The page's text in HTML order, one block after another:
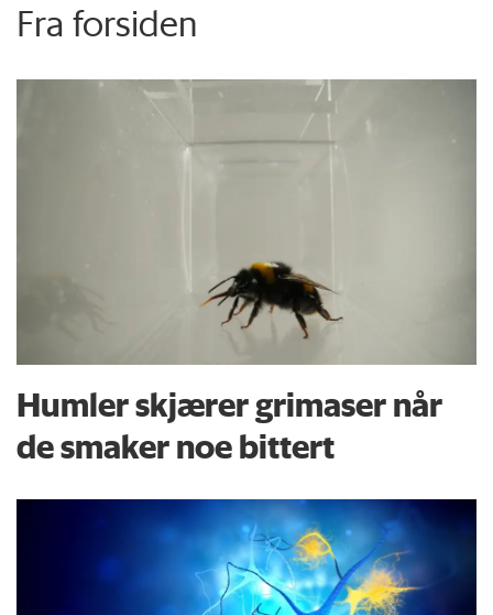
Fra forsiden
Humler skjærer grimaser når
de smaker noe bittert